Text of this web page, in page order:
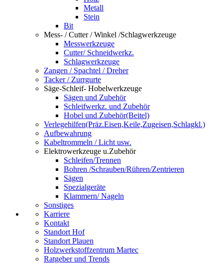
Metall
Stein
Bit
Mess- / Cutter / Winkel /Schlagwerkzeuge
Messwerkzeuge
Cutter/ Schneidwerkz.
Schlagwerkzeuge
Zangen / Spachtel / Dreher
Tacker / Zurrgurte
Säge-Schleif- Hobelwerkzeuge
Sägen und Zubehör
Schleifwerkz. und Zubehör
Hobel und Zubehör(Beitel)
Verlegehilfen(Präz.Eisen,Keile,Zugeisen,Schlagkl.)
Aufbewahrung
Kabeltrommeln / Licht usw.
Elektrowerkzeuge u.Zubehör
Schleifen/Trennen
Bohren /Schrauben/Rühren/Zentrieren
Sägen
Spezialgeräte
Klammern/ Nageln
Sonstiges
Karriere
Kontakt
Standort Hof
Standort Plauen
Holzwerkstoffzentrum Martec
Ratgeber und Trends